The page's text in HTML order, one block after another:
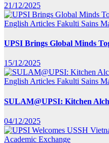
21/12/2025
English Articles Fakulti Sains
UPSI Brings Global Minds
15/12/2025
English Articles Fakulti Sains
SULAM@UPSI: Kitchen
04/12/2025